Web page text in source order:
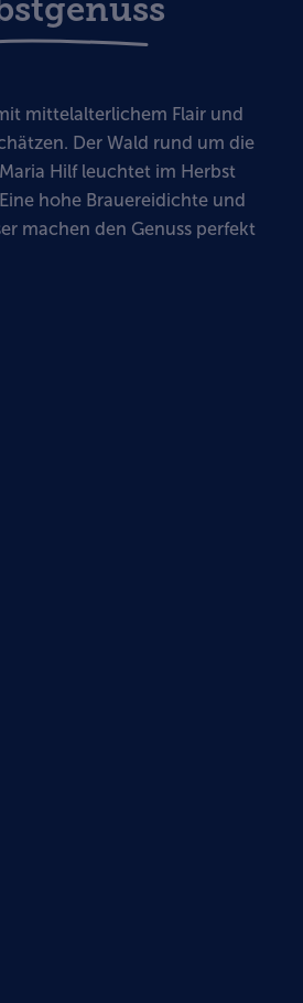
mittelalterlichem Flair und
Der Wald rund um die
Hilf leuchtet im Herbst
hohe Brauereidichte und
machen den Genuss perfekt